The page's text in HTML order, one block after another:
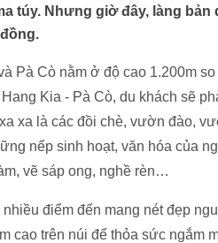
túy. Nhưng giờ đây, làng
Pà Cò nằm ở độ cao 1.200m
Kia - Pà Cò, du khách sẽ
xa là các đồi chè, vườn đào,
nếp sinh hoạt, văn hóa của
vẽ sáp ong, nghề rèn…
điểm đến mang nét đẹp
cao trên núi để thỏa sức ngắm